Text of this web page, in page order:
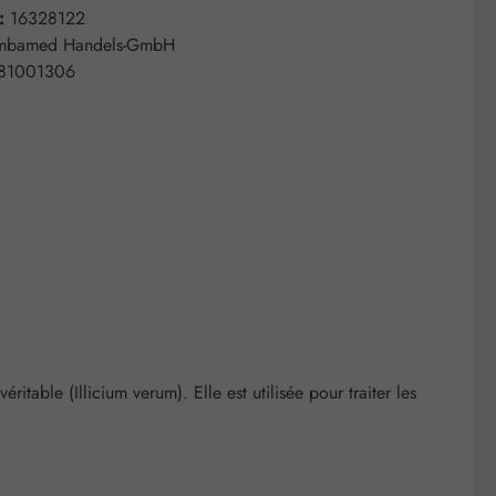
16328122
Handels-GmbH
(Illicium verum). Elle est utilisée pour traiter les